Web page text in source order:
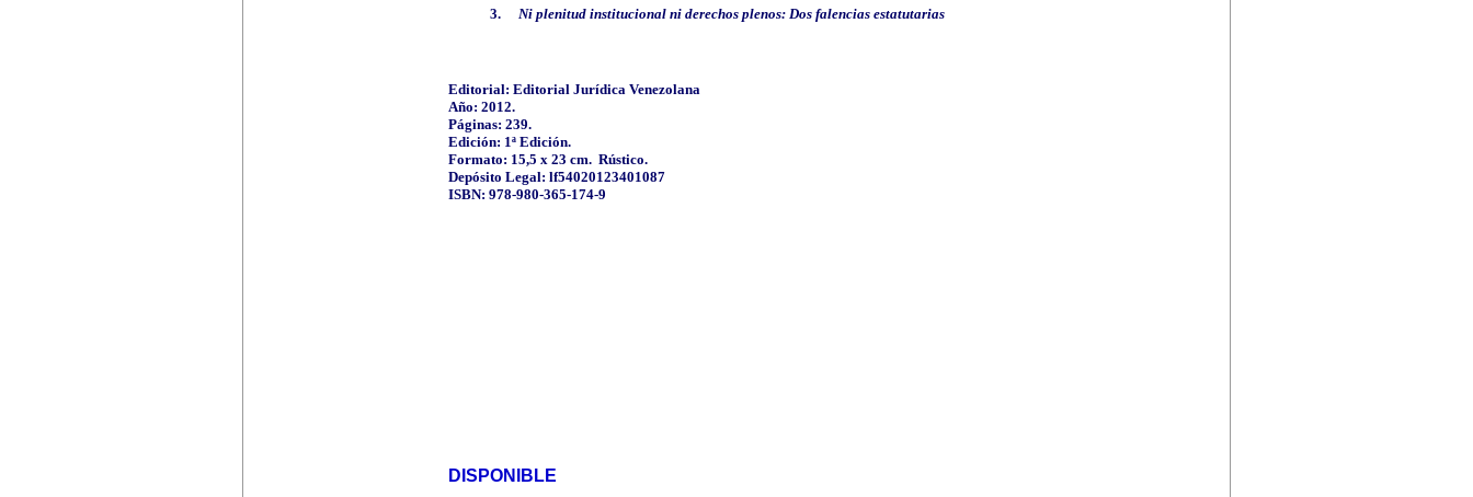
3.
Ni plenitud institucional ni derechos plenos: Dos falencias estatutarias
Editorial: Editorial Jurídica Venezolana
Año: 2012.
Páginas: 239.
Edición: 1ª Edición.
Formato: 15,5 x 23 cm. Rústico.
Depósito Legal: lf54020123401087
ISBN: 978-980-365-174-9
DISPONIBLE